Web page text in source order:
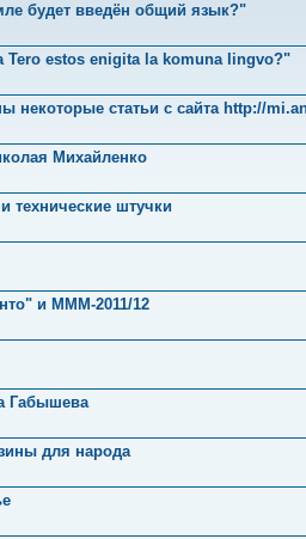
будет введён общий язык?"
Tero estos enigita la komuna lingvo?"
некоторые статьи с сайта http://
Михайленко
технические штучки
и MMM-2011/12
Габышева
для народа